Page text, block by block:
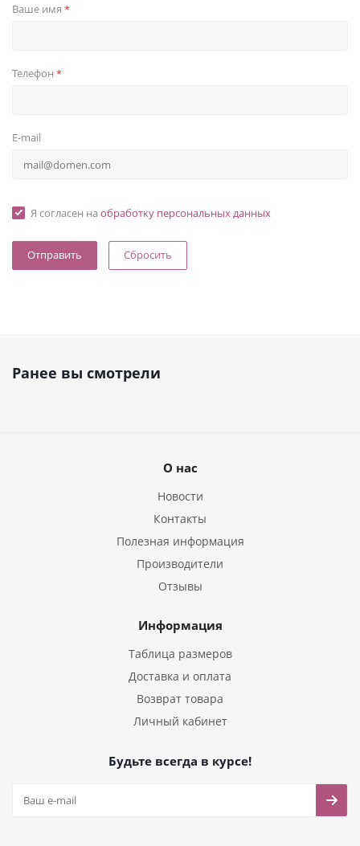
Ваше имя *
Телефон *
E-mail
Я согласен на обработку персональных данных
Сбросить
Ранее вы смотрели
О нас
Новости
Контакты
Полезная информация
Производители
Отзывы
Информация
Таблица размеров
Доставка и оплата
Возврат товара
Личный кабинет
Будьте всегда в курсе!